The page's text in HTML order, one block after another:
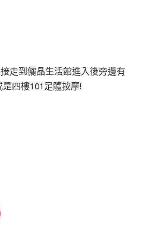
走到儷晶生活館進入後旁邊有
四樓101足體按摩!